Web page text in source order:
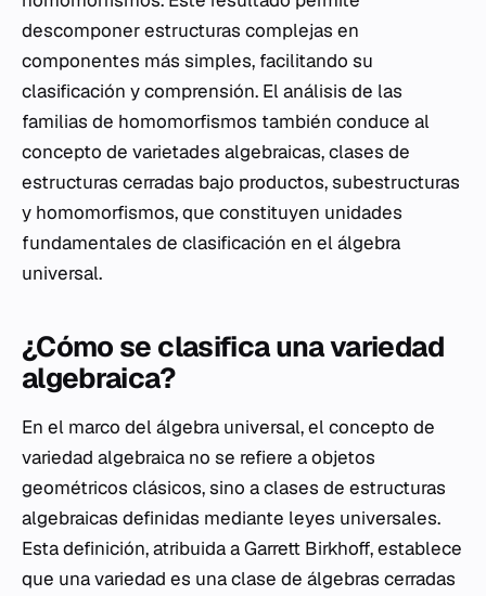
descomponer estructuras complejas en
componentes más simples, facilitando su
clasificación y comprensión. El análisis de las
familias de homomorfismos también conduce al
concepto de varietades algebraicas, clases de
estructuras cerradas bajo productos, subestructuras
y homomorfismos, que constituyen unidades
fundamentales de clasificación en el álgebra
universal.
¿Cómo se clasifica una variedad
algebraica?
En el marco del álgebra universal, el concepto de
variedad algebraica no se refiere a objetos
geométricos clásicos, sino a clases de estructuras
algebraicas definidas mediante leyes universales.
Esta definición, atribuida a Garrett Birkhoff, establece
que una variedad es una clase de álgebras cerradas